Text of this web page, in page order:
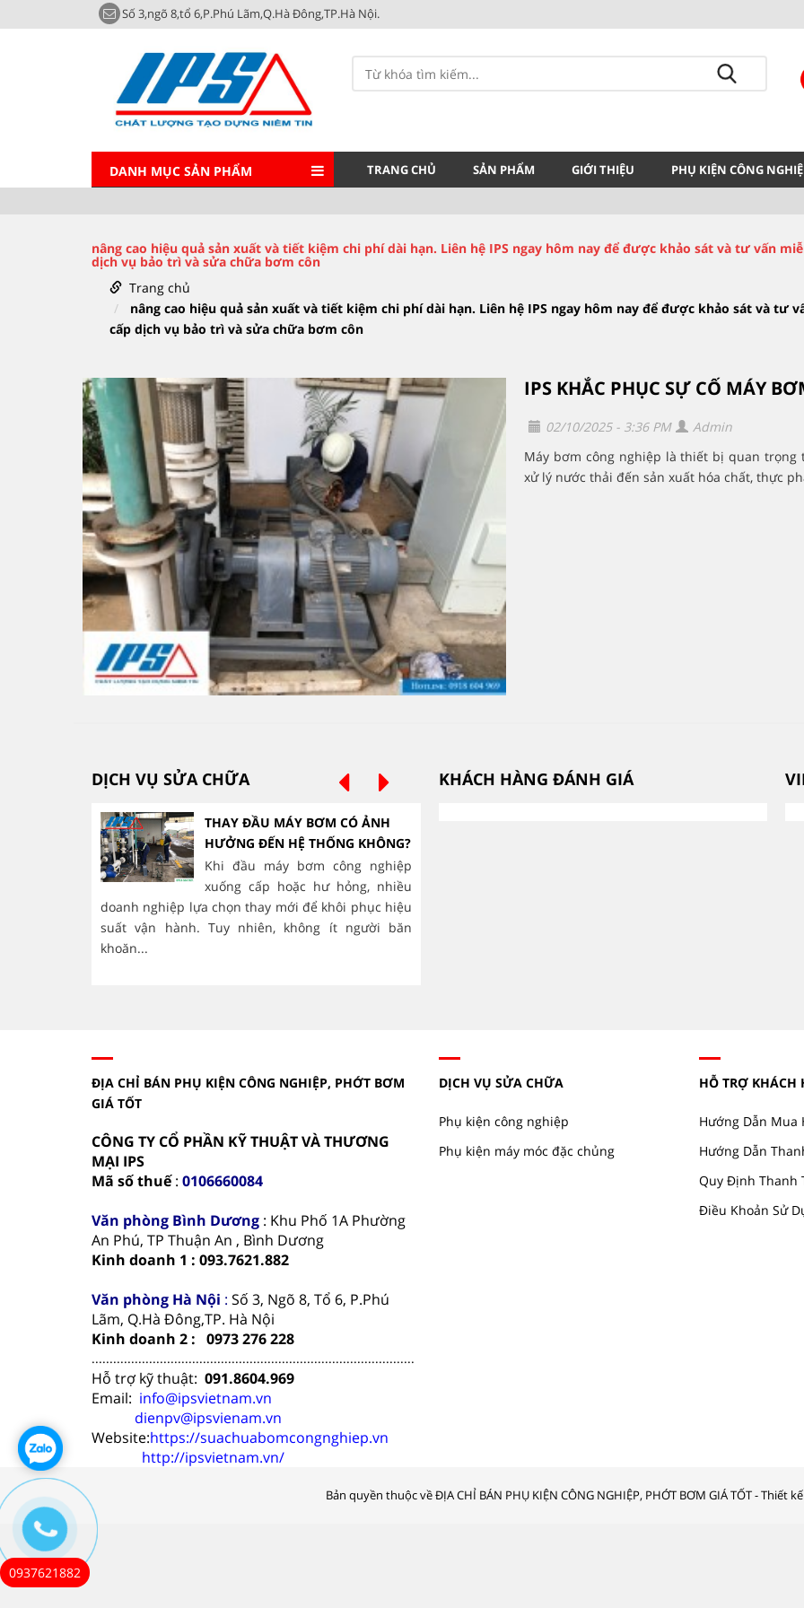
Số 3,ngõ 8,tổ 6,P.Phú Lãm,Q.Hà Đông,TP.Hà Nội.
DANH MỤC SẢN PHẨM TRANG CHỦ SẢN PHẨM GIỚI THIỆU PHỤ KIỆN CÔNG
nâng cao hiệu quả sản xuất và tiết kiệm chi phí dài hạn. Liên hệ IPS ngay hôm nay để được khảo sát và tư vấn
dịch vụ bảo trì và sửa chữa bơm côn
Trang chủ
nâng cao hiệu quả sản xuất và tiết kiệm chi phí dài hạn. Liên hệ IPS ngay hôm nay để được khảo sát và tư
cấp dịch vụ bảo trì và sửa chữa bơm côn
IPS KHẮC PHỤC SỰ CỐ MÁY
02/10/2025 - 3:36 PM
Admin
Máy bơm công nghiệp là thiết bị quan
xử lý nước thải đến sản xuất hóa chất, thực
DỊCH VỤ SỬA CHỮA
THAY ĐẦU MÁY BƠM CÓ ẢNH
HƯỞNG ĐẾN HỆ THỐNG KHÔNG?
Khi đầu máy bơm công nghiệp
xuống cấp hoặc hư hỏng, nhiều
doanh nghiệp lựa chọn thay mới để khôi phục hiệu
suất vận hành. Tuy nhiên, không ít người băn
khoăn...
KHÁCH HÀNG ĐÁNH GIÁ
ĐỊA CHỈ BÁN PHỤ KIỆN CÔNG NGHIỆP, PHỚT BƠM
GIÁ TỐT
CÔNG TY CỔ PHẦN KỸ THUẬT VÀ THƯƠNG
MẠI IPS
Mã số thuế: 0106660084
Văn phòng Bình Dương : Khu Phố 1A Phường
An Phú, TP Thuận An , Bình Dương
Kinh doanh 1 : 093.7621.882
Văn phòng Hà Nội : Số 3, Ngõ 8, Tổ 6, P.Phú
Lãm, Q.Hà Đông,TP. Hà Nội
Kinh doanh 2 : 0973 276 228
..........................................................................................
Hỗ trợ kỹ thuật: 091.8604.969
Email: info@ipsvietnam.vn
dienpv@ipsvienam.vn
Website:https://suachuabomcongnghiep.vn
http://ipsvietnam.vn/
DỊCH VỤ SỬA CHỮA
Phụ kiện công nghiệp
Phụ kiện máy móc đặc chủng
HỖ TRỢ KHÁCH
Hướng Dẫn Mua
Hướng Dẫn
Quy Định Thanh
Điều Khoản Sử
Bản quyền thuộc về ĐỊA CHỈ BÁN PHỤ KIỆN CÔNG NGHIỆP, PHỚT BƠM GIÁ TỐT - Thiết
0937621882